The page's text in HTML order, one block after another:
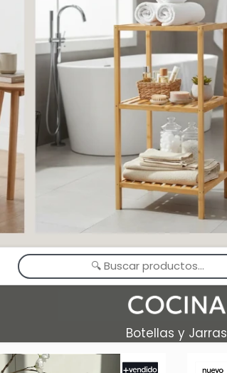
Botellas y Jarras